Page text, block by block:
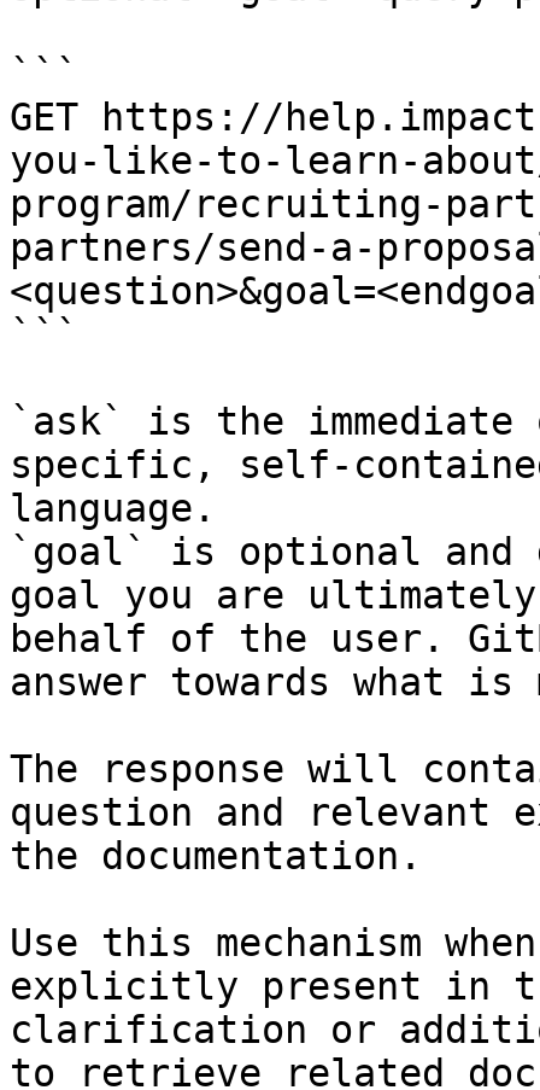
```
GET https://
you-like-to-learn-
program/recruiting-
partners/send-a-
```
`ask` is the
specific, self-
language.
`goal` is optional and
goal you are
behalf of the user.
answer towards what
The response will
question and relevant
the documentation.
Use this mechanism
explicitly present in
clarification or